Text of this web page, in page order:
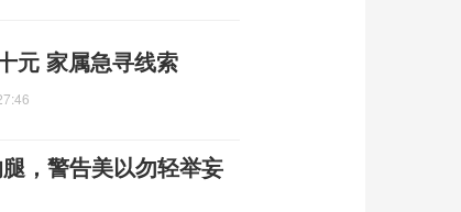
元 家属急寻线索
，警告美以勿轻举妄